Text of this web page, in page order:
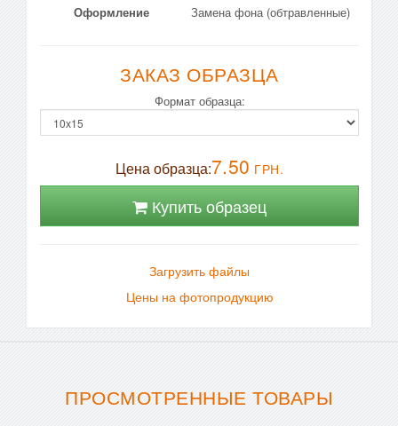
Оформление
Замена фона (обтравленные)
ЗАКАЗ ОБРАЗЦА
Формат образца:
Цена образца:7.50 ГРН.
Купить образец
Загрузить файлы
Цены на фотопродукцию
ПРОСМОТРЕННЫЕ ТОВАРЫ